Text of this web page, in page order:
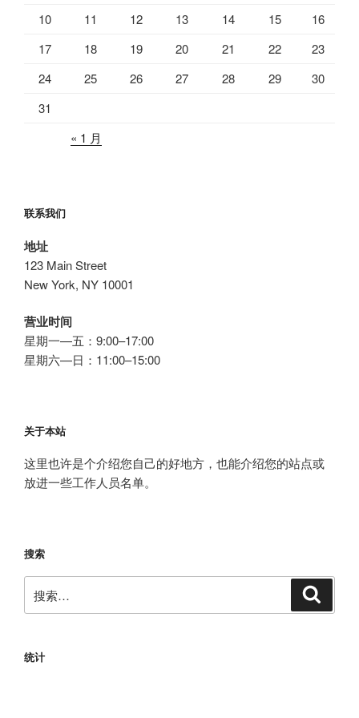
10 11 12 13 14 15
16
17
18 19 20 21 22
23
24
25 26 27 28 29
30
31
« 1 月
联系我们
地址
123 Main Street
New York, NY 10001
营业时间
星期一—五：9:00–17:00
星期六—日：11:00–15:00
关于本站
这里也许是个介绍您自己的好地方，也能介绍您的站点或
放进一些工作人员名单。
搜索
索：
统计